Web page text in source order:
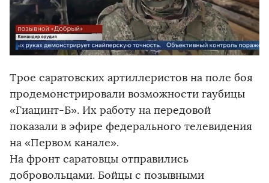
Трое саратовских артиллеристов на поле боя
продемонстрировали возможности гаубицы
«Гиацинт-Б». Их работу на передовой
показали в эфире федерального телевидения
на «Первом канале».
На фронт саратовцы отправились
добровольцами. Бойцы с позывными